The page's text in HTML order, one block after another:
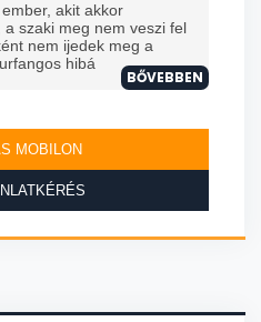
akit akkor
szaki meg nem veszi fel
nem ijedek meg a
hibá
BŐVEBBEN
MOBILON